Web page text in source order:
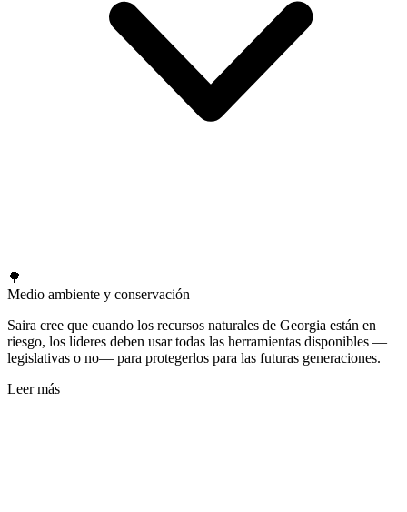
🌳
Medio ambiente y conservación
Saira cree que cuando los recursos naturales de Georgia están en
riesgo, los líderes deben usar todas las herramientas disponibles —
legislativas o no— para protegerlos para las futuras generaciones.
Leer más